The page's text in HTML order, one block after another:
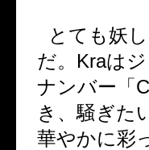
とても妖
だ。 Kraは
ナンバー「
き、騒ぎた
華やかに彩